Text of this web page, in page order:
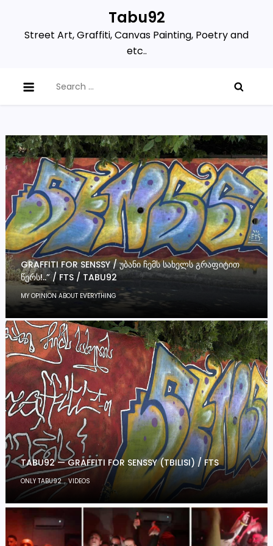
content
Tabu92
Street Art, Graffiti, Canvas Painting, Poetry and
etc..
for:
GRAFFITI FOR SENSSY / ᲣᲑᲐᲜᲘ ᲩᲔᲛᲡ ᲡᲐᲮᲔᲚᲡ ᲒᲠᲐᲤᲘᲢᲘᲗ
ᲬᲔᲠᲡ!..” / FTS / TABU92
MY OPINION ABOUT EVERYTHING
TABU92 — GRAFFITI FOR SENSSY (TBILISI) / FTS
ONLY TABU92,VIDEOS